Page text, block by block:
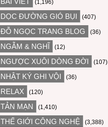
(1,196)
DỌC ĐƯỜNG GIÓ BỤI (407)
ĐỖ NGỌC TRANG BLOG (36)
NGẪM & NGHĨ (12)
NGƯỢC XUÔI DÒNG ĐỜI (107)
NHẬT KÝ GHI VỘI (36)
RELAX (120)
TẢN MẠN (1,410)
THẾ GIỚI CÔNG NGHỆ (3,388)